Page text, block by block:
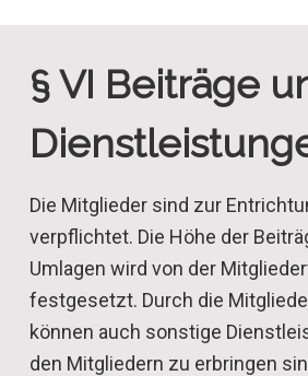
§ VI Beiträge
Die Mitglieder sind zur
verpflichtet. Die Höhe der
Umlagen wird von der
festgesetzt. Durch die
können auch sonstige
den Mitgliedern zu erbringen